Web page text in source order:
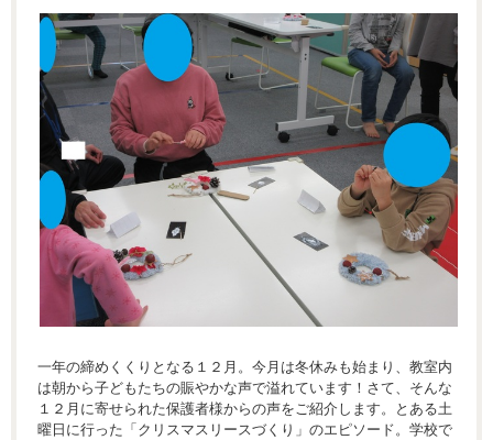
一年の締めくくりとなる１２月。今月は冬休みも始まり、教室内
は朝から子どもたちの賑やかな声で溢れています！さて、そんな
１２月に寄せられた保護者様からの声をご紹介します。とある土
曜日に行った「クリスマスリースづくり」のエピソード。学校で